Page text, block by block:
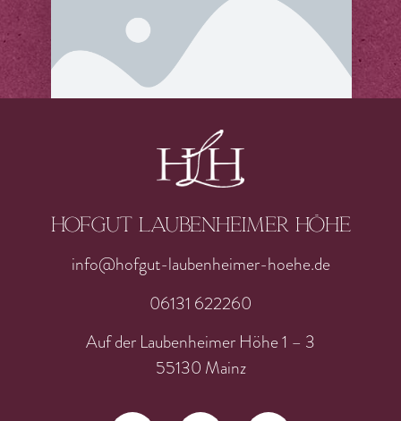
Hofgut laubenheimer höhe
info@hofgut-laubenheimer-hoehe.de
06131 622260
Auf der Laubenheimer Höhe 1 – 3
55130 Mainz